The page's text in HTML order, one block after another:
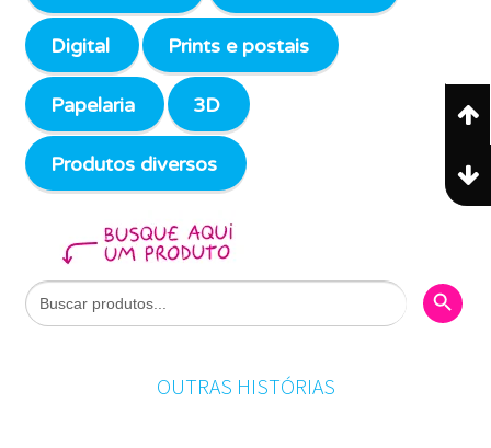
Digital Prints e postais
Papelaria 3D
Produtos diversos
Search
for:
Search
OUTRAS HISTÓRIAS